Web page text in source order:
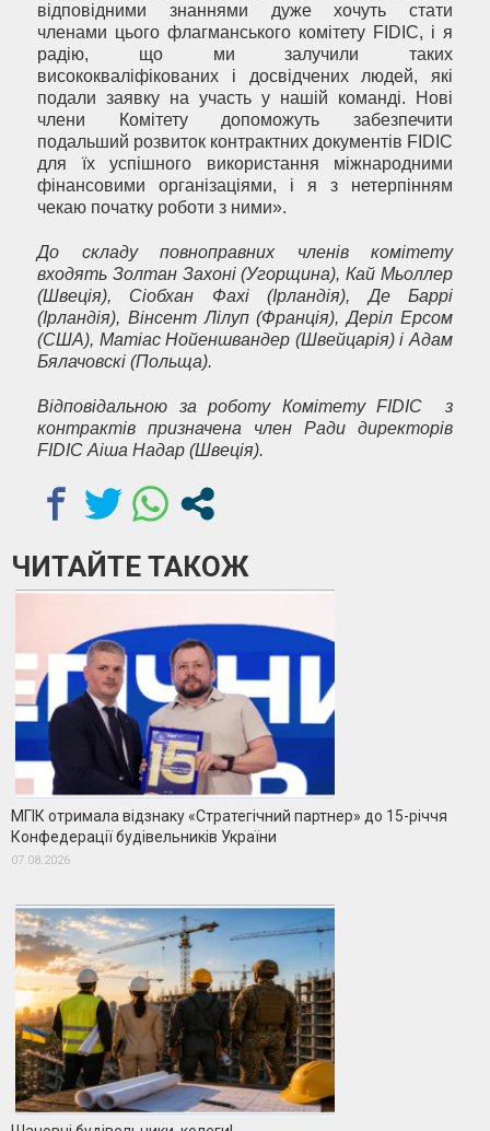
відповідними знаннями дуже хочуть стати
членами цього флагманського комітету FIDIC, і я
радію, що ми залучили таких
висококваліфікованих і досвідчених людей, які
подали заявку на участь у нашій команді. Нові
члени Комітету допоможуть забезпечити
подальший розвиток контрактних документів FIDIC
для їх успішного використання міжнародними
фінансовими організаціями, і я з нетерпінням
чекаю початку роботи з ними».
До складу повноправних членів комітету
входять Золтан Захоні (Угорщина), Кай Мьоллер
(Швеція), Сіобхан Фахі (Ірландія), Де Баррі
(Ірландія), Вінсент Лілуп (Франція), Деріл Ерсом
(США), Матіас Нойеншвандер (Швейцарія) і Адам
Бялачовскі (Польща).
Відповідальною за роботу Комітету FIDIC з
контрактів призначена член Ради директорів
FIDIC Аіша Надар (Швеція).
ЧИТАЙТЕ ТАКОЖ
МГІК отримала відзнаку «Стратегічний партнер» до 15-річчя
Конфедерації будівельників України
07.08.2026